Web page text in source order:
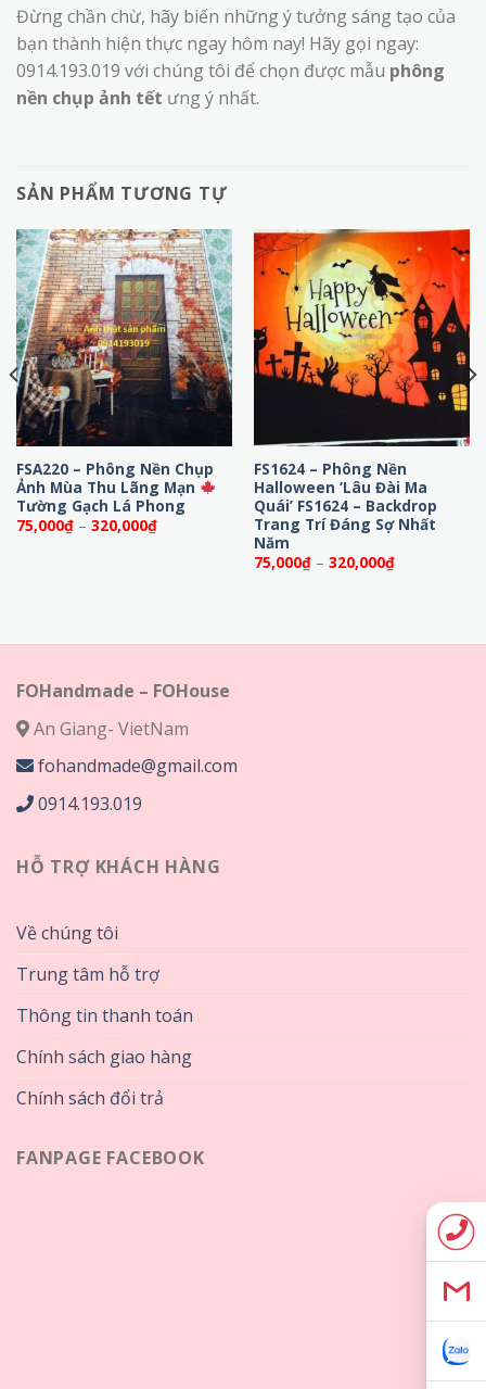
Đừng chần chừ, hãy biến những ý tưởng sáng tạo của
bạn thành hiện thực ngay hôm nay! Hãy gọi ngay:
0914.193.019 với chúng tôi để chọn được mẫu phông
nền chụp ảnh tết ưng ý nhất.
SẢN PHẨM TƯƠNG TỰ
FSA220 – Phông Nền Chụp
Ảnh Mùa Thu Lãng Mạn
Tường Gạch Lá Phong
75,000₫ – 320,000₫Khoảng
giá:
FS1624 – Phông Nền
Halloween ‘Lâu Đài Ma
Quái’ FS1624 – Backdrop
Trang Trí Đáng Sợ Nhất
Năm
75,000₫ – 320,000₫Khoảng
giá:
FOHandmade – FOHouse
An Giang- VietNam
fohandmade@gmail.com
0914.193.019
HỖ TRỢ KHÁCH HÀNG
Về chúng tôi
Trung tâm hỗ trợ
Thông tin thanh toán
Chính sách giao hàng
Chính sách đổi trả
FANPAGE FACEBOOK